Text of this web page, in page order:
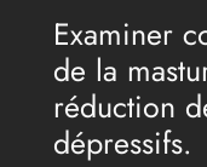
Examiner
de la
réduction
dépressifs.